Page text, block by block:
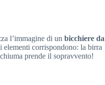
l’immagine di un bicchiere da
elementi corrispondono: la birra
prende il sopravvento!